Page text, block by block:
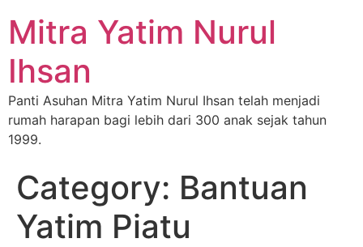
Mitra Yatim Nurul
Ihsan
Panti Asuhan Mitra Yatim Nurul Ihsan telah menjadi
rumah harapan bagi lebih dari 300 anak sejak tahun
1999.
Category: Bantuan
Yatim Piatu